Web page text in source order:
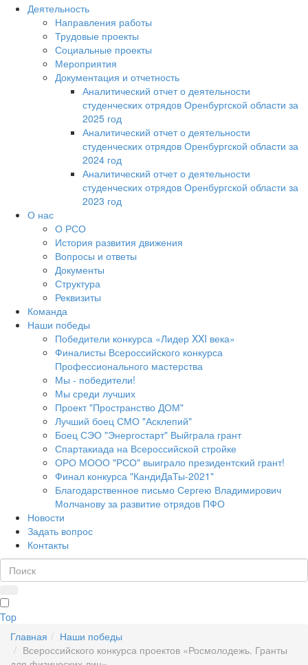
Деятельность
Направления работы
Трудовые проекты
Социальные проекты
Мероприятия
Документация и отчетность
Аналитический отчет о деятельности
студенческих отрядов Оренбургской области за
2025 год
Аналитический отчет о деятельности
студенческих отрядов Оренбургской области за
2024 год
Аналитический отчет о деятельности
студенческих отрядов Оренбургской области за
2023 год
О нас
О РСО
История развития движения
Вопросы и ответы
Документы
Структура
Реквизиты
Команда
Наши победы
Победители конкурса «Лидер XXI века»
Финалисты Всероссийского конкурса
Профессионального мастерства
Мы - победители!
Мы среди лучших
Проект "Пространство ДОМ"
Лучший боец СМО "Асклепий"
Боец СЭО "Энергостарт" Выйграла грант
Спартакиада на Всероссийской стройке
ОРО МООО "РСО" выиграло президентский грант!
Финал конкурса "КандиДаТы-2021"
Благодарственное письмо Сергею Владимирович
Молчанову за развитие отрядов ПФО
Новости
Задать вопрос
Контакты
Top
Главная
Наши победы
Всероссийского конкурса проектов «Росмолодежь. Гранты